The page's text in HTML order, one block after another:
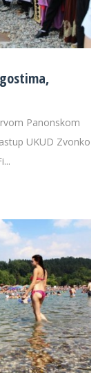
Panonskom
UKUD Zvonko